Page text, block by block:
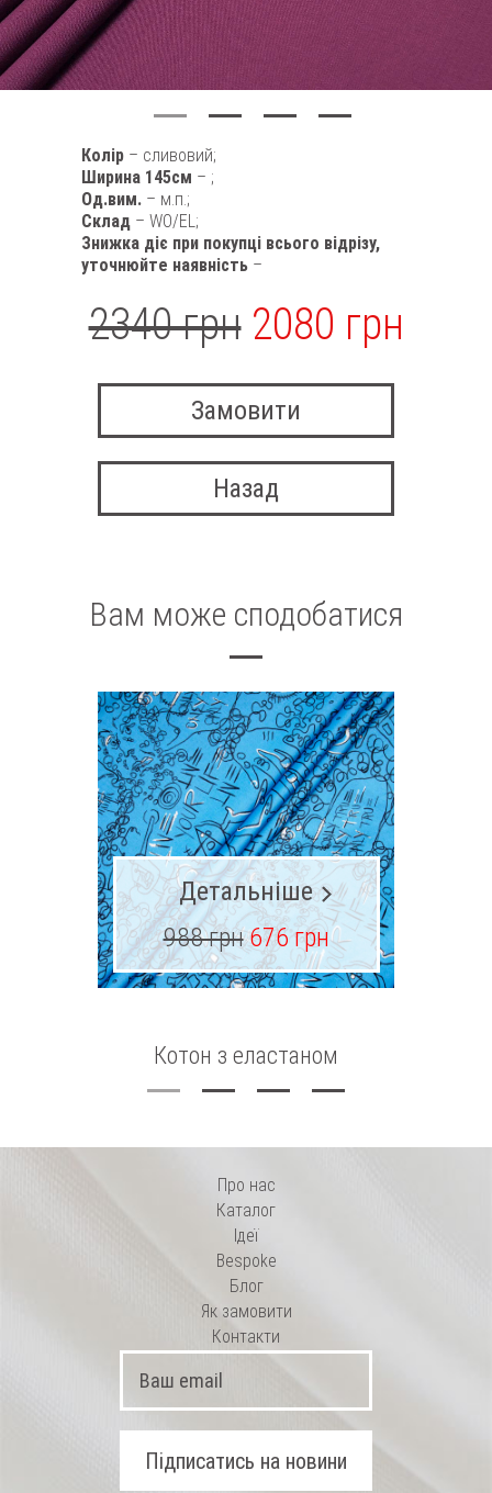
Колір – сливовий;
Ширина 145см – ;
Од.вим. – м.п.;
Склад – WO/EL;
Знижка діє при покупці всього відрізу,
уточнюйте наявність –
2340 грн 2080 грн
Замовити
Назад
Вам може сподобатися
Котон з еластаном
Детальніше
988 грн676 грн
Про нас
Каталог
Ідеї
Bespoke
Блог
Як замовити
Контакти